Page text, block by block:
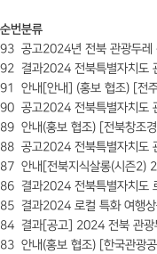
순번분류
93 공고2024년 전북 관광두레
92 결과2024 전북특별자치도
91
안내 [안내] (홍보 협조) [전
90 공고2024 전북특별자치도
89 안내 (홍보 협조) [전북창조
88 공고2024 전북특별자치도
87 안내 [전북지식살롱(시즌2)
86 결과2024 전북특별자치도
85 결과2024 로컬 특화 여행
84 결과[공고] 2024 전북 관광
83 안내 (홍보 협조) [한국관광